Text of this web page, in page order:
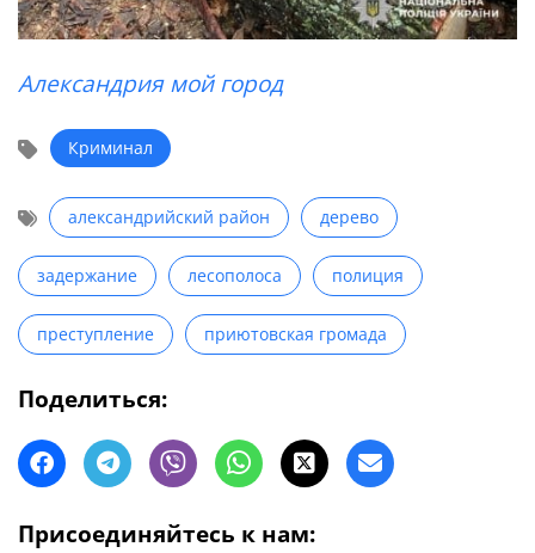
Александрия мой город
Криминал
александрийский район дерево
задержание лесополоса полиция
преступление приютовская громада
Поделиться:
Присоединяйтесь к нам: